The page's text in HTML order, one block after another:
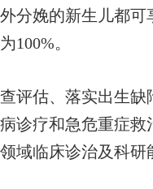
分娩的新生儿都
100%。
估、落实出生缺
诊疗和急危重症
域临床诊治及科